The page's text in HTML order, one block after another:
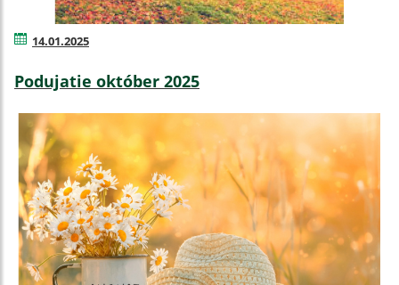
14.01.2025
Podujatie október 2025